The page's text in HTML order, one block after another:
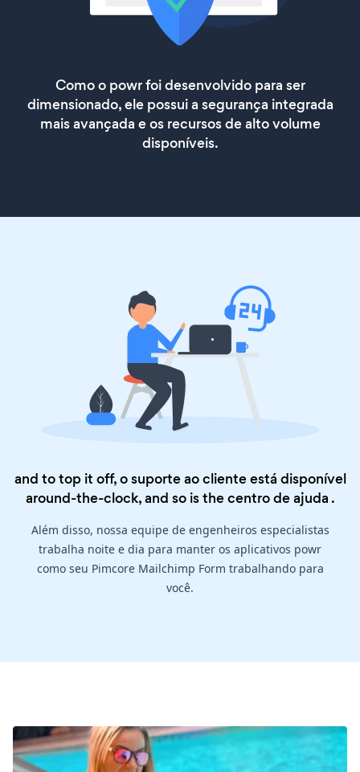
Como o powr foi desenvolvido para ser
dimensionado, ele possui a segurança integrada
mais avançada e os recursos de alto volume
disponíveis.
and to top it off, o suporte ao cliente está disponível
around-the-clock, and so is thecentro de ajuda .
Além disso, nossa equipe de engenheiros especialistas
trabalha noite e dia para manter os aplicativos powr
como seu Pimcore Mailchimp Form trabalhando para
você.